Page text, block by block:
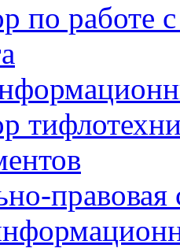
по работе
правовая